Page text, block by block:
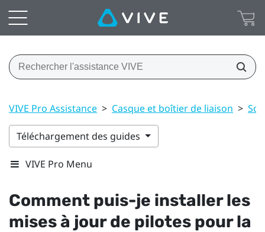
VIVE Pro Assistance > Casque et boîtier de liaison >
Téléchargement des guides
VIVE Pro Menu
Comment puis-je installer les
mises à jour de pilotes pour la